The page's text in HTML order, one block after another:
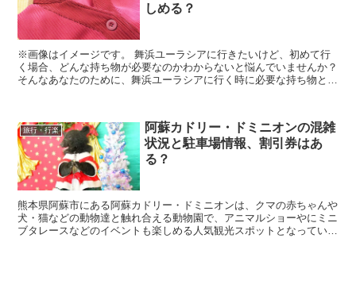
しめる？
※画像はイメージです。 舞浜ユーラシアに行きたいけど、初めて行
く場合、どんな持ち物が必要なのかわからないと悩んでいませんか？
そんなあなたのために、舞浜ユーラシアに行く時に必要な持ち物と、
旅行・行楽
阿蘇カドリー・ドミニオンの混雑
状況と駐車場情報、割引券はあ
る？
熊本県阿蘇市にある阿蘇カドリー・ドミニオンは、クマの赤ちゃんや
犬・猫などの動物達と触れ合える動物園で、アニマルショーやにミニ
ブタレースなどのイベントも楽しめる人気観光スポットとなっていま